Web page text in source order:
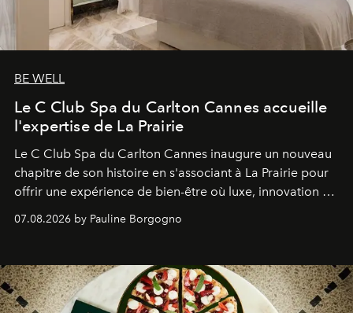
BE WELL
Le C Club Spa du Carlton Cannes accueille
l'expertise de La Prairie
Le C Club Spa du Carlton Cannes inaugure un nouveau
chapitre de son histoire en s'associant à La Prairie pour
offrir une expérience de bien-être où luxe, innovation et
expertise se rencontrent.
07.08.2026 by Pauline Borgogno